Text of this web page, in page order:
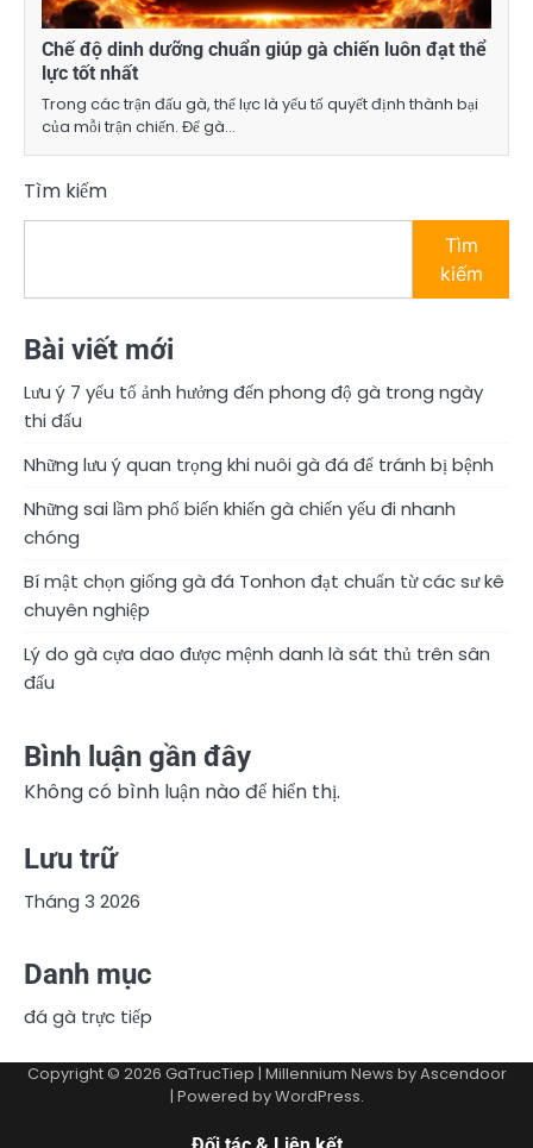
Chế độ dinh dưỡng chuẩn giúp gà chiến luôn đạt thể
lực tốt nhất
Trong các trận đấu gà, thể lực là yếu tố quyết định thành bại
của mỗi trận chiến. Để gà…
Tìm kiếm
Tìm
kiếm
Bài viết mới
Lưu ý 7 yếu tố ảnh hưởng đến phong độ gà trong ngày
thi đấu
Những lưu ý quan trọng khi nuôi gà đá để tránh bị bệnh
Những sai lầm phổ biến khiến gà chiến yếu đi nhanh
chóng
Bí mật chọn giống gà đá Tonhon đạt chuẩn từ các sư kê
chuyên nghiệp
Lý do gà cựa dao được mệnh danh là sát thủ trên sân
đấu
Bình luận gần đây
Không có bình luận nào để hiển thị.
Lưu trữ
Tháng 3 2026
Danh mục
đá gà trực tiếp
Copyright © 2026 GaTrucTiep | Millennium News byAscendoor
| Powered byWordPress.